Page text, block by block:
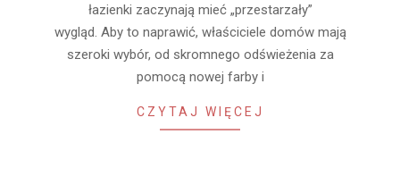
łazienki zaczynają mieć „przestarzały”
wygląd. Aby to naprawić, właściciele domów mają
szeroki wybór, od skromnego odświeżenia za
pomocą nowej farby i
CZYTAJ WIĘCEJ